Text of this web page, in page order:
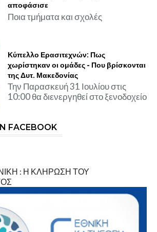
αποφάσισε
Ποια τμήματα και σχολές
Κύπελλο Ερασιτεχνών: Πως
χωρίστηκαν οι ομάδες - Που βρίσκονται
της Δυτ. Μακεδονίας
Την Παρασκευή 31 Ιουλίου στις
10:00 θα διενεργηθεί στο ξενοδοχείο
FACEBOOK
: Η ΚΛΗΡΩΣΗ ΤΟΥ